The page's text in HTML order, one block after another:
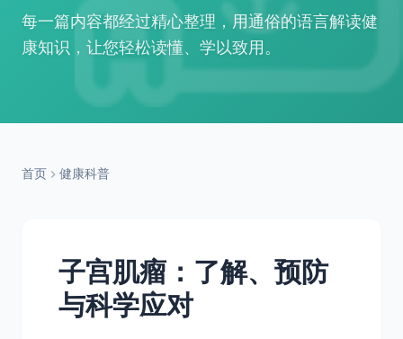
每一篇内容都经过精心整理，用通俗的语言解读健
康知识，让您轻松读懂、学以致用。
首页 健康科普
子宫肌瘤：了解、预防
与科学应对